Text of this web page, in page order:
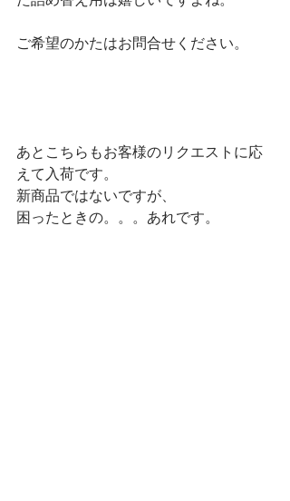
ご希望のかたはお問合せください。
あとこちらもお客様のリクエストに応
えて入荷です。
新商品ではないですが、
困ったときの。。。あれです。